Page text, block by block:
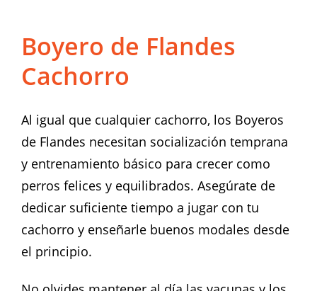
Boyero de Flandes
Cachorro
Al igual que cualquier cachorro, los Boyeros
de Flandes necesitan socialización temprana
y entrenamiento básico para crecer como
perros felices y equilibrados. Asegúrate de
dedicar suficiente tiempo a jugar con tu
cachorro y enseñarle buenos modales desde
el principio.